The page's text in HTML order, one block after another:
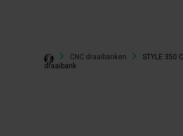
CNC draaibanken
STYLE 350
draaibank